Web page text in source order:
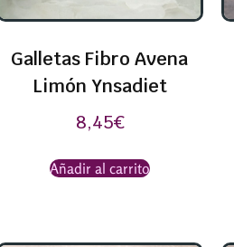
Galletas Fibro Avena
Limón Ynsadiet
8,45€
Añadir al carrito